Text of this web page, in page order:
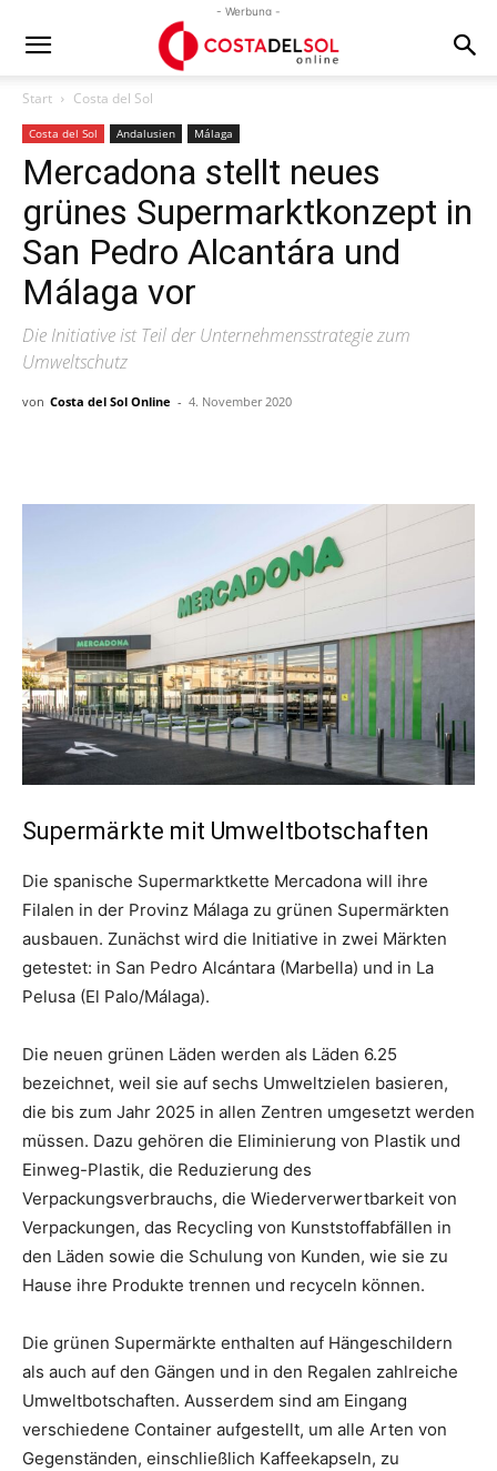
- Werbung -
Start Costa del Sol
Costa del Sol Andalusien Málaga
Mercadona stellt neues
grünes Supermarktkonzept in
San Pedro Alcantára und
Málaga vor
Die Initiative ist Teil der Unternehmensstrategie zum
Umweltschutz
von Costa del Sol Online - 4. November 2020
Supermärkte mit Umweltbotschaften
Die spanische Supermarktkette Mercadona will ihre
Filalen in der Provinz Málaga zu grünen Supermärkten
ausbauen. Zunächst wird die Initiative in zwei Märkten
getestet: in San Pedro Alcántara (Marbella) und in La
Pelusa (El Palo/Málaga).
Die neuen grünen Läden werden als Läden 6.25
bezeichnet, weil sie auf sechs Umweltzielen basieren,
die bis zum Jahr 2025 in allen Zentren umgesetzt werden
müssen. Dazu gehören die Eliminierung von Plastik und
Einweg-Plastik, die Reduzierung des
Verpackungsverbrauchs, die Wiederverwertbarkeit von
Verpackungen, das Recycling von Kunststoffabfällen in
den Läden sowie die Schulung von Kunden, wie sie zu
Hause ihre Produkte trennen und recyceln können.
Die grünen Supermärkte enthalten auf Hängeschildern
als auch auf den Gängen und in den Regalen zahlreiche
Umweltbotschaften. Ausserdem sind am Eingang
verschiedene Container aufgestellt, um alle Arten von
Gegenständen, einschließlich Kaffeekapseln, zu